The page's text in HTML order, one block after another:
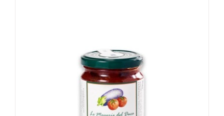
Rated5.00
out of 5